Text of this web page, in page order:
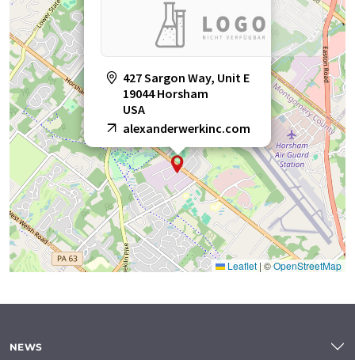
427 Sargon Way, Unit E
19044 Horsham
USA
alexanderwerkinc.com
Leaflet |©OpenStreetMap
NEWS